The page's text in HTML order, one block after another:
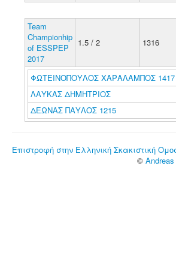
Team
Championhip
of ESSPEP
2017
1.5 / 2 1316
ΦΩΤΕΙΝΟΠΟΥΛΟΣ ΧΑΡΑΛΑΜΠΟΣ 1417
ΛΑΥΚΑΣ ΔΗΜΗΤΡΙΟΣ
ΔΕΩΝΑΣ ΠΑΥΛΟΣ 1215
Επιστροφή στην Ελληνική Σκακιστική
©